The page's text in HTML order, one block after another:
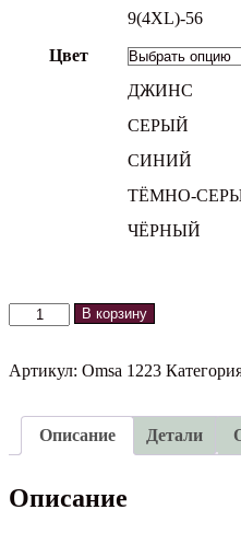
9(4XL)-56
Цвет
ДЖИНС
СЕРЫЙ
СИНИЙ
ТЁМНО-
ЧЁРНЫЙ
Количество
товара
трусы
В корзину
Артикул: Omsa 1223
Описание Детали
Описание